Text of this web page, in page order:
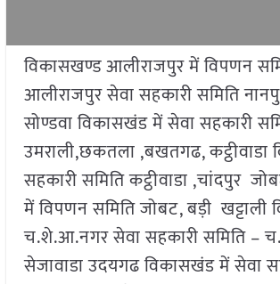
विकासखण्ड आलीराजपुर में विपणन
आलीराजपुर सेवा सहकारी समिति
सोण्डवा विकासखंड में सेवा सहकारी
उमराली,छकतला ,बखतगढ, कट्ठीवाडा
सहकारी समिति कट्ठीवाडा ,चांदपुर
में विपणन समिति जोबट, बड़ी खट्टाली
च.शे.आ.नगर सेवा सहकारी समिति –
सेजावाडा उदयगढ विकासखंड में सेवा